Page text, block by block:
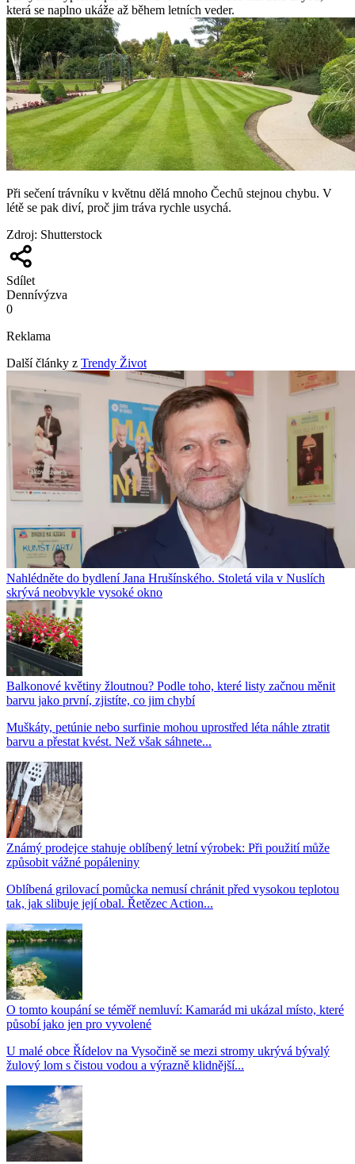
která se naplno ukáže až během letních veder.
Při sečení trávníku v květnu dělá mnoho Čechů stejnou chybu. V
létě se pak diví, proč jim tráva rychle usychá.
Zdroj: Shutterstock
Sdílet
Dennívýzva
0
Reklama
Další články z Trendy Život
Nahlédněte do bydlení Jana Hrušínského. Stoletá vila v Nuslích
skrývá neobvykle vysoké okno
Balkonové květiny žloutnou? Podle toho, které listy začnou měnit
barvu jako první, zjistíte, co jim chybí
Muškáty, petúnie nebo surfinie mohou uprostřed léta náhle ztratit
barvu a přestat kvést. Než však sáhnete...
Známý prodejce stahuje oblíbený letní výrobek: Při použití může
způsobit vážné popáleniny
Oblíbená grilovací pomůcka nemusí chránit před vysokou teplotou
tak, jak slibuje její obal. Řetězec Action...
O tomto koupání se téměř nemluví: Kamarád mi ukázal místo, které
působí jako jen pro vyvolené
U malé obce Řídelov na Vysočině se mezi stromy ukrývá bývalý
žulový lom s čistou vodou a výrazně klidnější...